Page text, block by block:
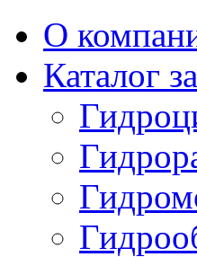
О
Каталог